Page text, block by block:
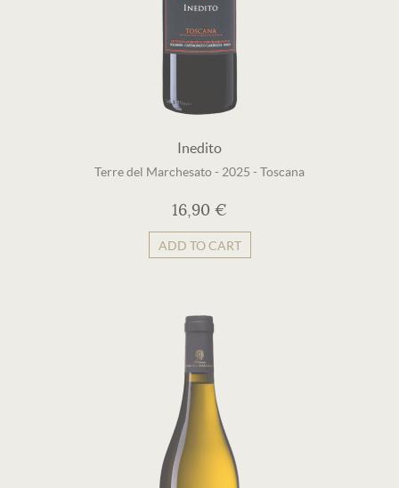
Inedito
Terre del Marchesato- 2025 - Toscana
16,90 €
ADD TO CART